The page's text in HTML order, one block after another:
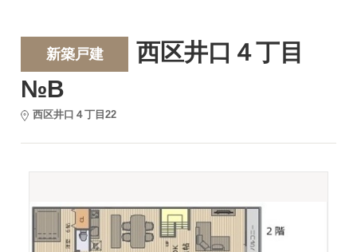
新築戸建
西区井口４丁目
№B
西区井口４丁目22